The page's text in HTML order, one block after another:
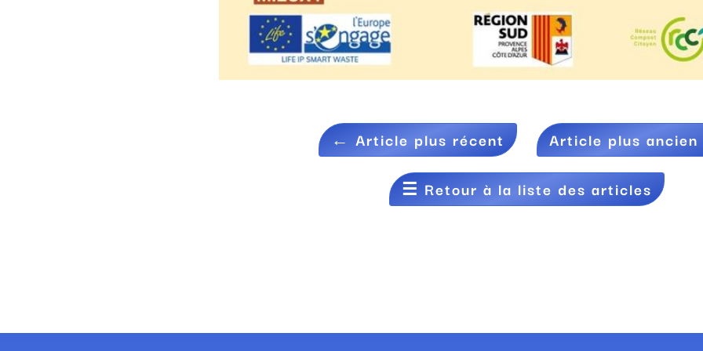
←Article plus récent Article plus ancien
☰ Retour à la liste des articles